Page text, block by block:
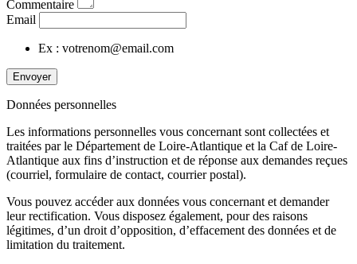
Commentaire
Email
Ex : votrenom@email.com
Envoyer
Données personnelles
Les informations personnelles vous concernant sont collectées et
traitées par le Département de Loire-Atlantique et la Caf de Loire-
Atlantique aux fins d’instruction et de réponse aux demandes reçues
(courriel, formulaire de contact, courrier postal).
Vous pouvez accéder aux données vous concernant et demander
leur rectification. Vous disposez également, pour des raisons
légitimes, d’un droit d’opposition, d’effacement des données et de
limitation du traitement.